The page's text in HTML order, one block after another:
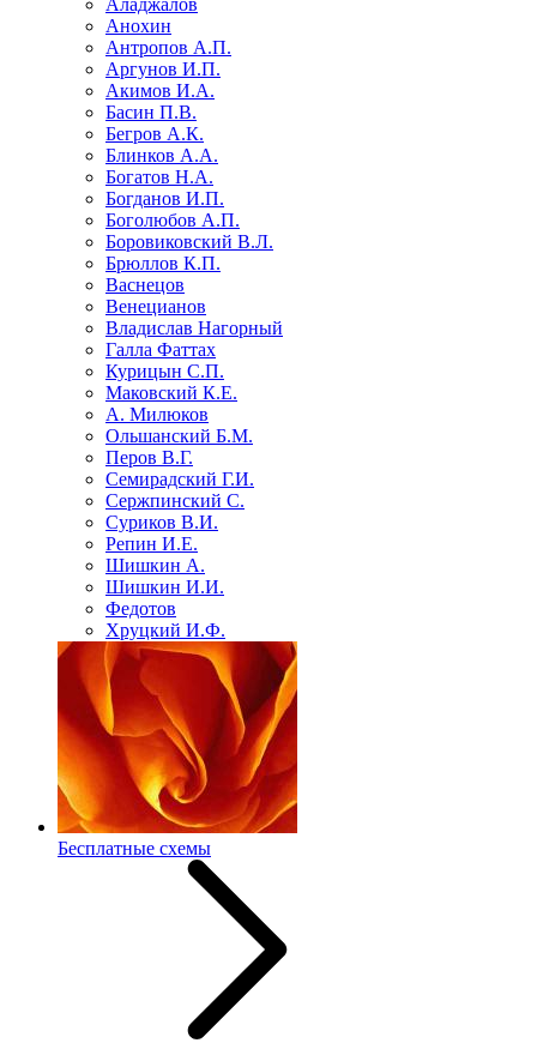
Аладжалов
Анохин
Антропов А.П.
Аргунов И.П.
Акимов И.А.
Басин П.В.
Бегров А.К.
Блинков А.А.
Богатов Н.А.
Богданов И.П.
Боголюбов А.П.
Боровиковский В.Л.
Брюллов К.П.
Васнецов
Венецианов
Владислав Нагорный
Галла Фаттах
Курицын С.П.
Маковский К.Е.
А. Милюков
Ольшанский Б.М.
Перов В.Г.
Семирадский Г.И.
Сержпинский С.
Суриков В.И.
Репин И.Е.
Шишкин А.
Шишкин И.И.
Федотов
Хруцкий И.Ф.
Бесплатные схемы